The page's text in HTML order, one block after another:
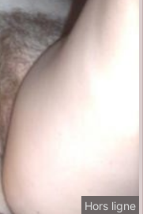
Hors ligne